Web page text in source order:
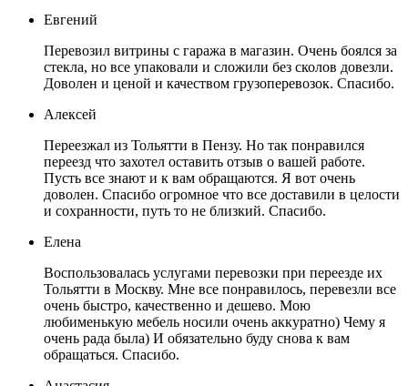
Евгений
Перевозил витрины с гаража в магазин. Очень боялся за
стекла, но все упаковали и сложили без сколов довезли.
Доволен и ценой и качеством грузоперевозок. Спасибо.
Алексей
Переезжал из Тольятти в Пензу. Но так понравился
переезд что захотел оставить отзыв о вашей работе.
Пусть все знают и к вам обращаются. Я вот очень
доволен. Спасибо огромное что все доставили в целости
и сохранности, путь то не близкий. Спасибо.
Елена
Воспользовалась услугами перевозки при переезде их
Тольятти в Москву. Мне все понравилось, перевезли все
очень быстро, качественно и дешево. Мою
любименькую мебель носили очень аккуратно) Чему я
очень рада была) И обязательно буду снова к вам
обращаться. Спасибо.